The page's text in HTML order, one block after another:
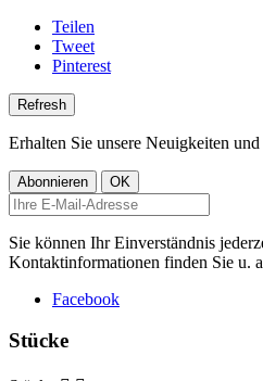
Teilen
Tweet
Pinterest
Erhalten Sie unsere Neuigkeiten
Sie können Ihr Einverständnis
Kontaktinformationen finden Sie u.
Facebook
Stücke